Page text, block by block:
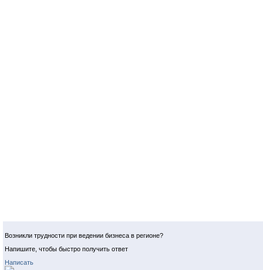
Возникли трудности при ведении бизнеса в регионе?
Напишите, чтобы быстро получить ответ
Написать